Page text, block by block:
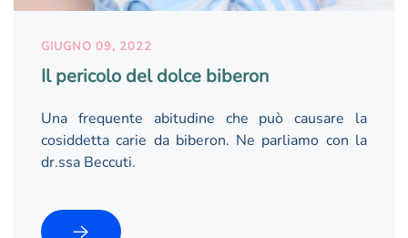
GIUGNO 09, 2022
Il pericolo del dolce biberon
Una frequente abitudine che può causare la
cosiddetta carie da biberon. Ne parliamo con la
dr.ssa Beccuti.